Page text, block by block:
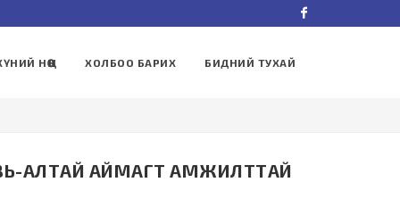
НӨӨЦ ХОЛБОО БАРИХ БИДНИЙ ТУХАЙ
АЛТАЙ АЙМАГТ АМЖИЛТТАЙ